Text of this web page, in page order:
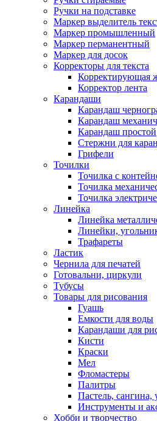
Ручки на подставке
Маркер выделитель
Маркер промышленный
Маркер перманентный
Маркер для досок
Корректоры для текста
Корректирующая
Корректор лента
Карандаши
Карандаш
Карандаш
Карандаш простой
Стержни для
Грифели
Точилки
Точилка с
Точилка
Точилка
Линейка
Линейка
Линейки,
Трафареты
Ластик
Чернила для печатей
Готовальни, циркули
Тубусы
Товары для рисования
Гуашь
Емкости для воды
Карандаши для
Кисти
Краски
Мел
Фломастеры
Палитры
Пастель, сангина,
Инструменты и
Хобби и творчество